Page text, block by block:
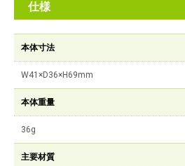
仕様
本体寸法
W41×D36×H69mm
本体重量
36g
主要材質